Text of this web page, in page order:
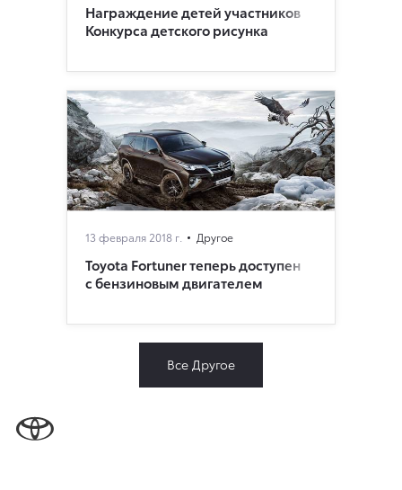
Награждение детей участников
Конкурса детского рисунка
13 февраля 2018 г. Другое
Toyota Fortuner теперь доступен
с бензиновым двигателем
Все Другое